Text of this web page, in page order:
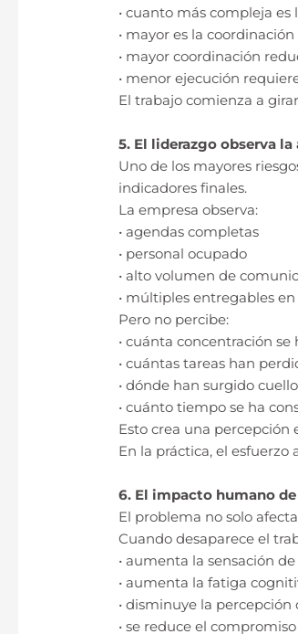
• cuanto más compleja es
• mayor es la coordinación
• mayor coordinación
• menor ejecución
El trabajo comienza a
5. El liderazgo observa
Uno de los mayores
indicadores finales.
La empresa observa:
• agendas completas
• personal ocupado
• alto volumen de
• múltiples entregables
Pero no percibe:
• cuánta concentración se
• cuántas tareas han
• dónde han surgido
• cuánto tiempo se ha
Esto crea una
En la práctica, el
6. El impacto humano
El problema no solo
Cuando desaparece el
• aumenta la sensación
• aumenta la fatiga
• disminuye la percepción
• se reduce el compromiso